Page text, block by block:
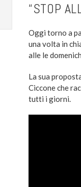
“STOP
Oggi torno a
una volta in
alle le
La sua
Ciccone che
tutti i giorni.